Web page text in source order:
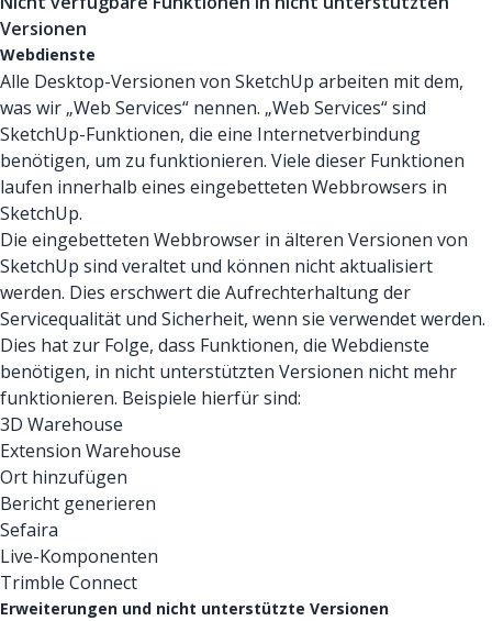
Versionen
Webdienste
Alle Desktop-Versionen von SketchUp arbeiten mit dem,
was wir „Web Services“ nennen. „Web Services“ sind
SketchUp-Funktionen, die eine Internetverbindung
benötigen, um zu funktionieren. Viele dieser Funktionen
laufen innerhalb eines eingebetteten Webbrowsers in
SketchUp.
Die eingebetteten Webbrowser in älteren Versionen von
SketchUp sind veraltet und können nicht aktualisiert
werden. Dies erschwert die Aufrechterhaltung der
Servicequalität und Sicherheit, wenn sie verwendet werden.
Dies hat zur Folge, dass Funktionen, die Webdienste
benötigen, in nicht unterstützten Versionen nicht mehr
funktionieren. Beispiele hierfür sind:
3D Warehouse
Extension Warehouse
Ort hinzufügen
Bericht generieren
Sefaira
Live-Komponenten
Trimble Connect
Erweiterungen und nicht unterstützte Versionen